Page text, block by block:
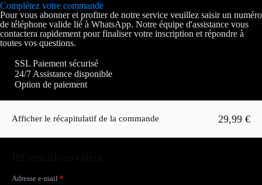
Complétez votre commande
Pour vous abonner et profiter de notre service veuillez saisir un numéro
de téléphone valide lié à WhatsApp. Notre équipe d'assistance vous
contactera rapidement pour finaliser votre inscription et répondre à
toutes vos questions.
SSL Paiement sécurisé
24/7 Assistance disponible
Option de paiement
Afficher le récapitulatif de la commande 29,99 €
Adresse e-mail *